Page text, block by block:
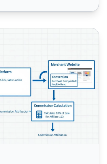
nel marketing di